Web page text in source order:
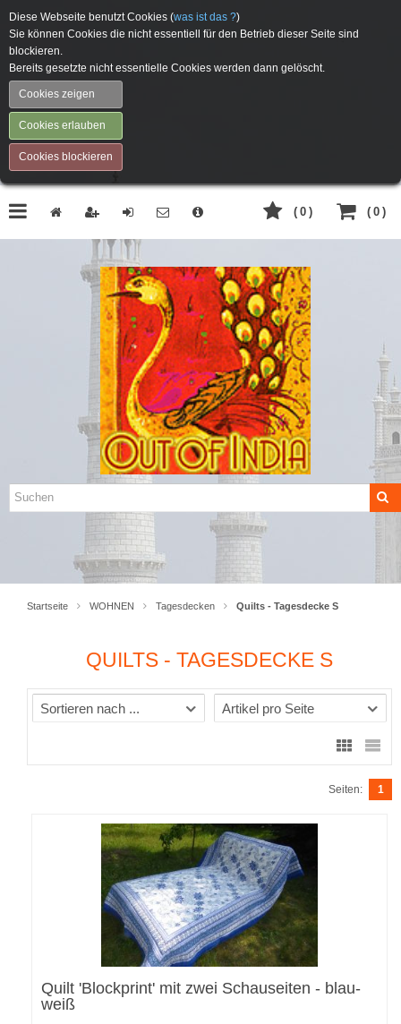
Diese Webseite benutzt Cookies (was ist das ?)
Sie können Cookies die nicht essentiell für den Betrieb dieser Seite sind
blockieren.
Bereits gesetzte nicht essentielle Cookies werden dann gelöscht.
Cookies zeigen
Cookies erlauben
Cookies blockieren
( 0 )
( 0 )
Startseite WOHNEN Tagesdecken Quilts - Tagesdecke S
QUILTS - TAGESDECKE S
Sortieren nach ... Artikel pro Seite
Seiten: 1
Quilt 'Blockprint' mit zwei Schauseiten - blau-
weiß